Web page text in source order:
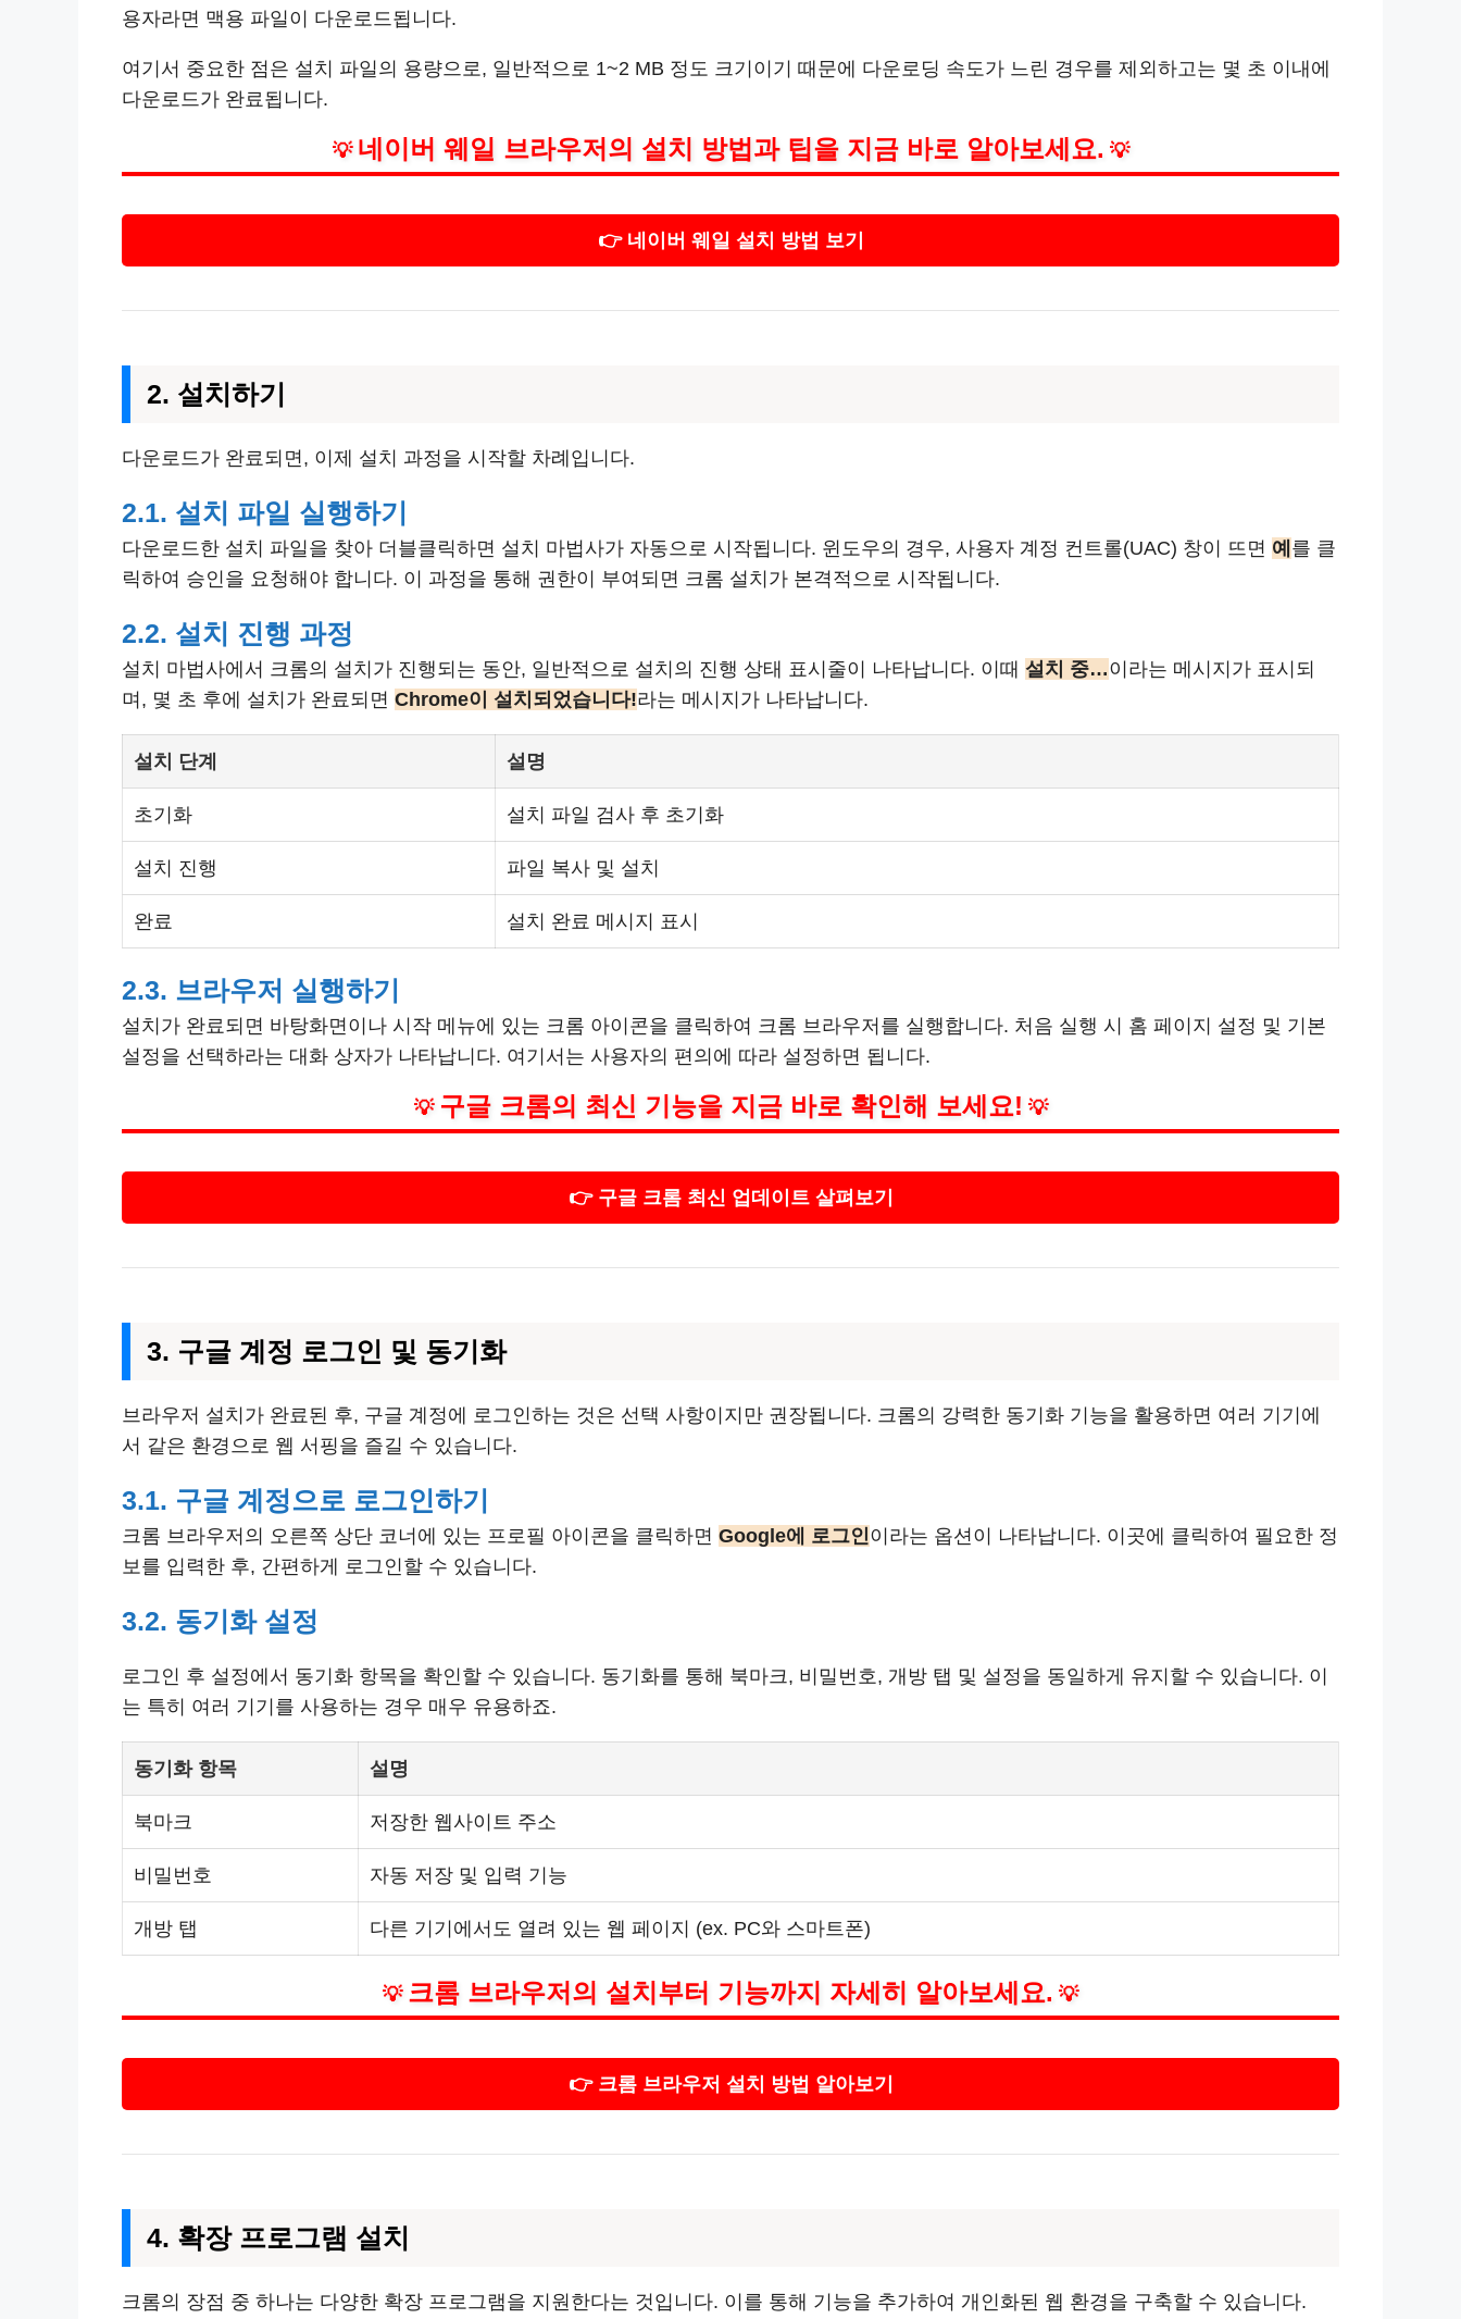
용자라면 맥용 파일이 다운로드됩니다.
여기서 중요한 점은 설치 파일의 용량으로, 일반적으로 1~2 MB 정도 크기이기 때문에 다운로딩 속도가 느린 경우를 제외하고는 몇 초 이내에
다운로드가 완료됩니다.
💡 네이버 웨일 브라우저의 설치 방법과 팁을 지금 바로 알아보세요. 💡
👉 네이버 웨일 설치 방법 보기
2. 설치하기
다운로드가 완료되면, 이제 설치 과정을 시작할 차례입니다.
2.1. 설치 파일 실행하기
다운로드한 설치 파일을 찾아 더블클릭하면 설치 마법사가 자동으로 시작됩니다. 윈도우의 경우, 사용자 계정 컨트롤(UAC) 창이 뜨면 예 를 클
릭하여 승인을 요청해야 합니다. 이 과정을 통해 권한이 부여되면 크롬 설치가 본격적으로 시작됩니다.
2.2. 설치 진행 과정
설치 마법사에서 크롬의 설치가 진행되는 동안, 일반적으로 설치의 진행 상태 표시줄이 나타납니다. 이때 설치 중…이라는 메시지가 표시되
며, 몇 초 후에 설치가 완료되면 Chrome이 설치되었습니다!라는 메시지가 나타납니다.
설치 단계 설명
초기화 설치 파일 검사 후 초기화
설치 진행 파일 복사 및 설치
완료 설치 완료 메시지 표시
2.3. 브라우저 실행하기
설치가 완료되면 바탕화면이나 시작 메뉴에 있는 크롬 아이콘을 클릭하여 크롬 브라우저를 실행합니다. 처음 실행 시 홈 페이지 설정 및 기본
설정을 선택하라는 대화 상자가 나타납니다. 여기서는 사용자의 편의에 따라 설정하면 됩니다.
💡 구글 크롬의 최신 기능을 지금 바로 확인해 보세요! 💡
👉 구글 크롬 최신 업데이트 살펴보기
3. 구글 계정 로그인 및 동기화
브라우저 설치가 완료된 후, 구글 계정에 로그인하는 것은 선택 사항이지만 권장됩니다. 크롬의 강력한 동기화 기능을 활용하면 여러 기기에
서 같은 환경으로 웹 서핑을 즐길 수 있습니다.
3.1. 구글 계정으로 로그인하기
크롬 브라우저의 오른쪽 상단 코너에 있는 프로필 아이콘을 클릭하면 Google에 로그인이라는 옵션이 나타납니다. 이곳에 클릭하여 필요한 정
보를 입력한 후, 간편하게 로그인할 수 있습니다.
3.2. 동기화 설정
로그인 후 설정에서 동기화 항목을 확인할 수 있습니다. 동기화를 통해 북마크, 비밀번호, 개방 탭 및 설정을 동일하게 유지할 수 있습니다. 이
는 특히 여러 기기를 사용하는 경우 매우 유용하죠.
동기화 항목 설명
북마크 저장한 웹사이트 주소
비밀번호 자동 저장 및 입력 기능
개방 탭 다른 기기에서도 열려 있는 웹 페이지 (ex. PC와 스마트폰)
💡 크롬 브라우저의 설치부터 기능까지 자세히 알아보세요. 💡
👉 크롬 브라우저 설치 방법 알아보기
4. 확장 프로그램 설치
크롬의 장점 중 하나는 다양한 확장 프로그램을 지원한다는 것입니다. 이를 통해 기능을 추가하여 개인화된 웹 환경을 구축할 수 있습니다.